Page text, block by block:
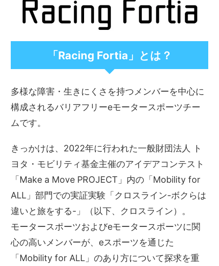
「Racing Fortia」とは？
多様な障害・生きにくさを持つメンバーを中心に
構成されるバリアフリーeモータースポーツチー
ムです。
きっかけは、2022年に行われた一般財団法人 ト
ヨタ・モビリティ基金主催のアイデアコンテスト
「Make a Move PROJECT」内の「Mobility for
ALL」部門での実証実験「クロスライン-ボクらは
違いと旅をする-」（以下、クロスライン）。
モータースポーツおよびeモータースポーツに関
心の高いメンバーが、eスポーツを通じた
「Mobility for ALL」のあり方について探求を重